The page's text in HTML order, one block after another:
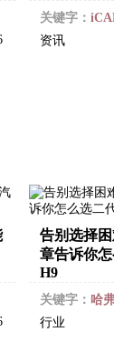
关键字：
资讯
告别选择
章告诉你
H9
关键字： 哈
行业